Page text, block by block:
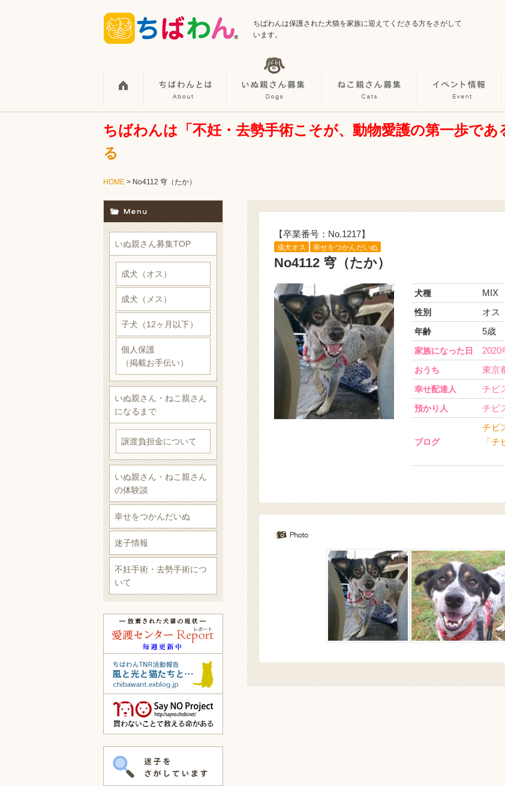
ちばわんは保護された犬猫を家族に迎えてくださる方をさがして
います。
ちばわんは「不妊・去勢手術こそが、動物愛護の第一歩であ
る
HOME > No4112 穹（たか）
【卒業番号：No.1217】
成犬オス 幸せをつかんだいぬ
No4112 穹（たか）
犬種 MIX
性別 オス
年齢 5歳
家族になった日 2020
おうち 東京
幸せ配達人 チビ
預かり人 チビ
ブログ
チビ
「チ
いぬ親さん募集TOP
成犬（オス）
成犬（メス）
子犬（12ヶ月以下）
個人保護
（掲載お手伝い）
いぬ親さん・ねこ親さん
になるまで
譲渡負担金について
いぬ親さん・ねこ親さん
の体験談
幸せをつかんだいぬ
迷子情報
不妊手術・去勢手術につ
いて